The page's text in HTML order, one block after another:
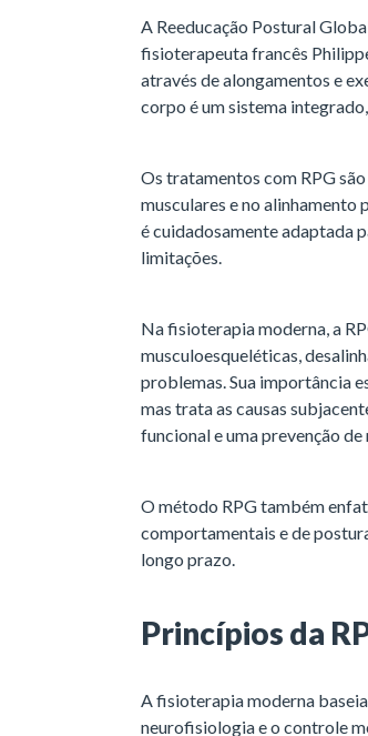
A Reeducação Postural
fisioterapeuta francês
através de alongamentos e
corpo é um sistema
Os tratamentos com RPG
musculares e no
é cuidadosamente adaptada
limitações.
Na fisioterapia moderna, a
musculoesqueléticas,
problemas. Sua importância
mas trata as causas
funcional e uma prevenção
O método RPG também
comportamentais e de
longo prazo.
Princípios da
A fisioterapia moderna
neurofisiologia e o controle